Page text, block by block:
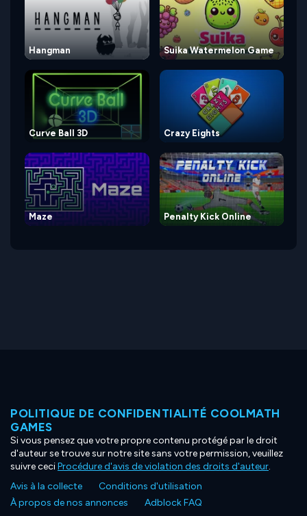
Hangman Suika Watermelon Game
Curve Ball 3D Crazy Eights
Maze Penalty Kick Online
POLITIQUE DE CONFIDENTIALITÉ COOLMATH
GAMES
Si vous pensez que votre propre contenu protégé par le droit
d'auteur se trouve sur notre site sans votre permission, veuillez
suivre ceciProcédure d'avis de violation des droits d'auteur.
Avis à la collecte
Conditions d'utilisation
À propos de nos annonces
Adblock FAQ